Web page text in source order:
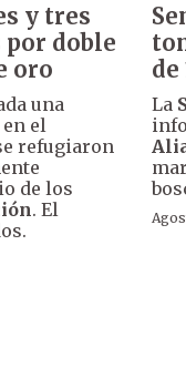
y tres
doble
oro
una
en el
refugiaron
de los
. El
de
La